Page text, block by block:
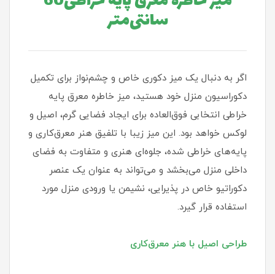
سانتی‌متر
اگر به دنبال یک میز دکوری خاص و چشم‌نواز برای تکمیل
دکوراسیون منزل خود هستید، میز خاطره معرق پایه
خراطی انتخابی فوق‌العاده برای ایجاد فضایی گرم، اصیل و
لوکس خواهد بود. این میز زیبا با تلفیق هنر معرق‌کاری و
پایه‌های خراطی شده، جلوه‌ای هنری و متفاوت به فضای
داخلی منزل می‌بخشد و می‌تواند به عنوان یک عنصر
دکوراتیو خاص در پذیرایی، نشیمن یا ورودی منزل مورد
استفاده قرار گیرد.
طراحی اصیل با هنر معرق‌کاری